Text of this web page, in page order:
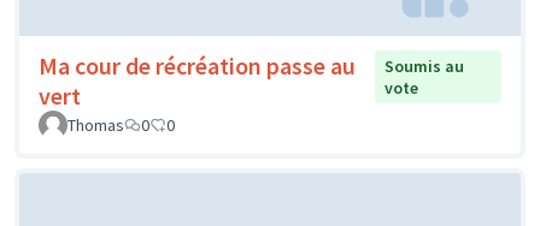
Ma cour de récréation passe au
vert
Soumis au
vote
Thomas
0 0